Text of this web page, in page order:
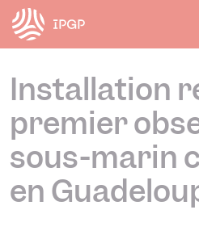
Installation
premier
sous-marin
en
Panneau de gestion des cookies